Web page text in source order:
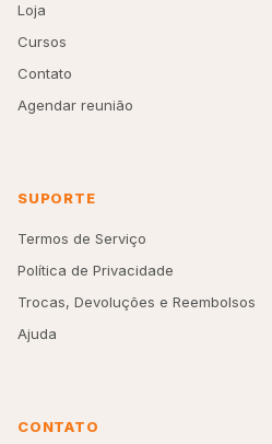
Loja
Cursos
Contato
Agendar reunião
SUPORTE
Termos de Serviço
Política de Privacidade
Trocas, Devoluções e Reembolsos
Ajuda
CONTATO